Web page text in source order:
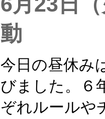
動
今日の昼休み
びました。６
ぞれルールや